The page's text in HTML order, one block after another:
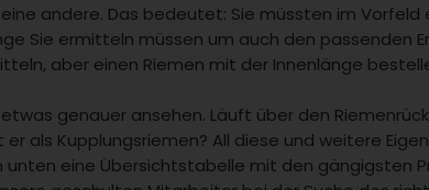
andere. Das bedeutet: Sie müssten im Vorfeld
Sie ermitteln müssen um auch den passenden
aber einen Riemen mit der Innenlänge
genauer ansehen. Läuft über den
als Kupplungsriemen? All diese und weitere
eine Übersichtstabelle mit den gängigsten